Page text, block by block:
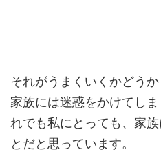
それがうまくいくかどう
家族には迷惑をかけてし
れでも私にとっても、家
とだと思っています。